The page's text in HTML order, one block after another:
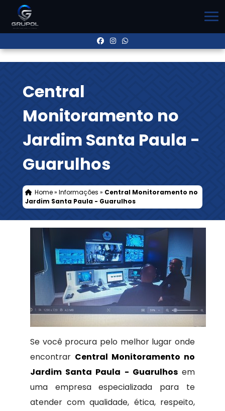
Central
Monitoramento no
Jardim Santa Paula -
Guarulhos
Home» Informações » Central Monitoramento no
Jardim Santa Paula - Guarulhos
Se você procura pelo melhor lugar onde
encontrar Central Monitoramento no
Jardim Santa Paula - Guarulhosem
uma empresa especializada para te
atender com qualidade, ética, respeito,